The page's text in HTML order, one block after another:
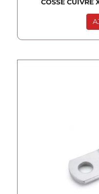
COSSE CUIVRE